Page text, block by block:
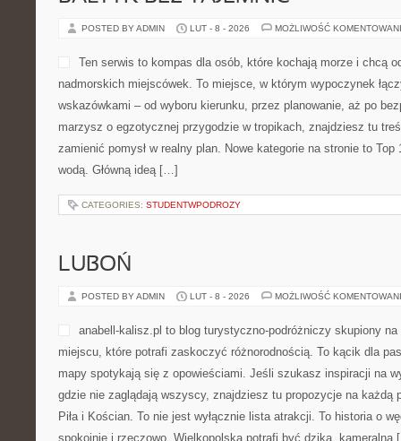
POSTED BY ADMIN LUT - 8 - 2026 MOŻLIWOŚĆ
Ten serwis to kompas dla osób, które kochają morze i chcą
nadmorskich miejscówek. To miejsce, w którym wypoczynek
wskazówkami – od wyboru kierunku, przez planowanie, aż po
marzysz o egzotycznej przygodzie w tropikach, znajdziesz tu
zamienić pomysł w realny plan. Nowe kategorie na stronie to
wodą. Główną ideą […]
CATEGORIES: STUDENTWPODROZY
LUBOŃ
POSTED BY ADMIN LUT - 8 - 2026 MOŻLIWOŚĆ
anabell-kalisz.pl to blog turystyczno-podróżniczy skupiony
miejscu, które potrafi zaskoczyć różnorodnością. To kącik dla
mapy spotykają się z opowieściami. Jeśli szukasz inspiracji na
gdzie nie zaglądają wszyscy, znajdziesz tu propozycje na każdą
Piła i Kościan. To nie jest wyłącznie lista atrakcji. To historia o
spokojnie i rzeczowo. Wielkopolska potrafi być dzika, kameralna